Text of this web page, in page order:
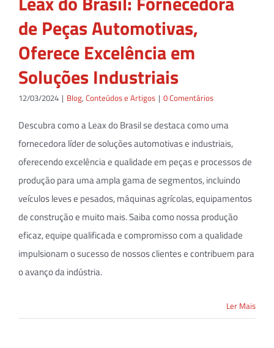
de Peças Automotivas,
Oferece Excelência em
Soluções Industriais
12/03/2024 | Blog, Conteúdos e Artigos | 0 Comentários
Descubra como a Leax do Brasil se destaca como uma
fornecedora líder de soluções automotivas e industriais,
oferecendo excelência e qualidade em peças e processos de
produção para uma ampla gama de segmentos, incluindo
veículos leves e pesados, máquinas agrícolas, equipamentos
de construção e muito mais. Saiba como nossa produção
eficaz, equipe qualificada e compromisso com a qualidade
impulsionam o sucesso de nossos clientes e contribuem para
o avanço da indústria.
Ler Mais